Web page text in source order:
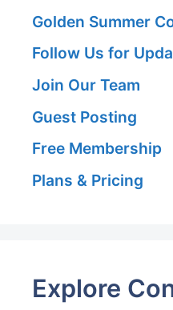
Golden Summer
Follow Us for
Join Our Team
Guest Posting
Free Membership
Plans & Pricing
Explore